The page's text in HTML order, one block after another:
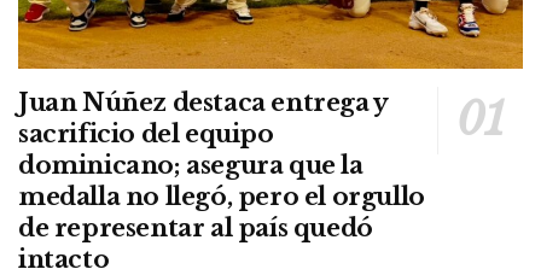
Juan Núñez destaca entrega y
sacrificio del equipo
dominicano; asegura que la
medalla no llegó, pero el orgullo
de representar al país quedó
intacto